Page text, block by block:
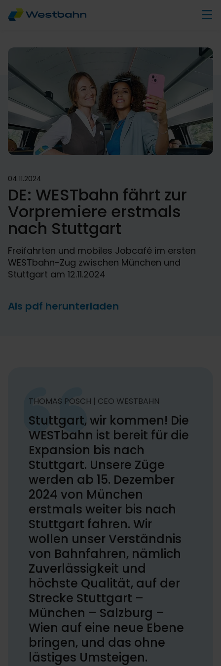
04.11.2024
DE: WESTbahn fährt zur
Vorpremiere erstmals
nach Stuttgart
Freifahrten und mobiles Jobcafé im ersten
WESTbahn-Zug zwischen München und
Stuttgart am 12.11.2024
Als pdf herunterladen
THOMAS POSCH | CEO WESTBAHN
Stuttgart, wir kommen! Die
WESTbahn ist bereit für die
Expansion bis nach
Stuttgart. Unsere Züge
werden ab 15. Dezember
2024 von München
erstmals weiter bis nach
Stuttgart fahren. Wir
wollen unser Verständnis
von Bahnfahren, nämlich
Zuverlässigkeit und
höchste Qualität, auf der
Strecke Stuttgart –
München – Salzburg –
Wien auf eine neue Ebene
bringen, und das ohne
lästiges Umsteigen.